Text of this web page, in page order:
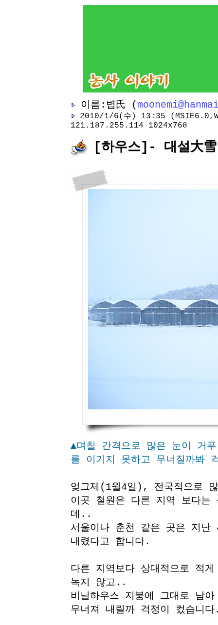
이름:볍氏 (
2010/1/6(수) 13:35
121.187.255.114 1024x768
[하우스]- 대설
▲며칠 간격으로 많은 눈이 거
를 이기지 못하고 무너질까봐
엊그제(1월4일), 전국적으로
이곳 철원은 다른 지역 보다는
데..
서울이나 춘천 같은 곳은 지
내렸다고 합니다.
다른 지역보다 상대적으로 적
녹지 않고..
비닐하우스 지붕에 그대로 남
무너져 내릴까 걱정이 컸습니